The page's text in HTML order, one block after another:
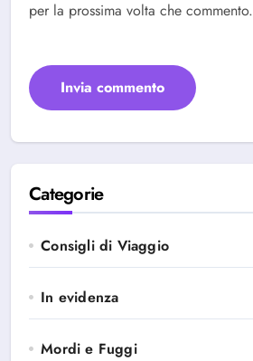
per la prossima volta che commento.
Categorie
Consigli di Viaggio
In evidenza
Mordi e Fuggi